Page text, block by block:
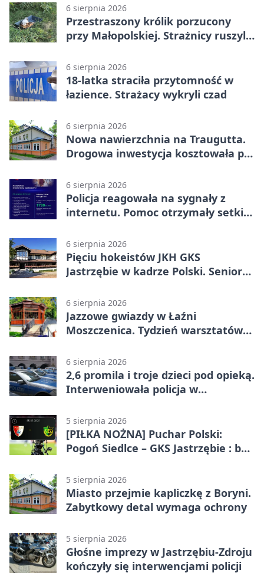
6 sierpnia 2026
Przestraszony królik porzucony
przy Małopolskiej. Strażnicy ruszyli
6 sierpnia 2026
18-latka straciła przytomność w
łazience. Strażacy wykryli czad
6 sierpnia 2026
Nowa nawierzchnia na Traugutta.
Drogowa inwestycja kosztowała pół
6 sierpnia 2026
Policja reagowała na sygnały z
internetu. Pomoc otrzymały setki
6 sierpnia 2026
Pięciu hokeistów JKH GKS
Jastrzębie w kadrze Polski. Seniorzy
6 sierpnia 2026
Jazzowe gwiazdy w Łaźni
Moszczenica. Tydzień warsztatów
6 sierpnia 2026
2,6 promila i troje dzieci pod opieką.
Interweniowała policja w
5 sierpnia 2026
[PIŁKA NOŻNA] Puchar Polski:
Pogoń Siedlce – GKS Jastrzębie : bez
5 sierpnia 2026
Miasto przejmie kapliczkę z Boryni.
Zabytkowy detal wymaga ochrony
5 sierpnia 2026
Głośne imprezy w Jastrzębiu-Zdroju
kończyły się interwencjami policji